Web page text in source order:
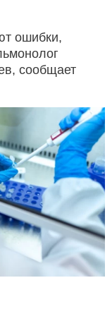
ошибки,
сообщает